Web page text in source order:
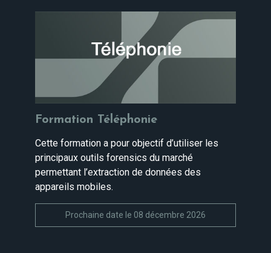
Formation Téléphonie
Cette formation a pour objectif d’utiliser les
principaux outils forensics du marché
permettant l’extraction de données des
appareils mobiles.
Prochaine date le 08 décembre 2026